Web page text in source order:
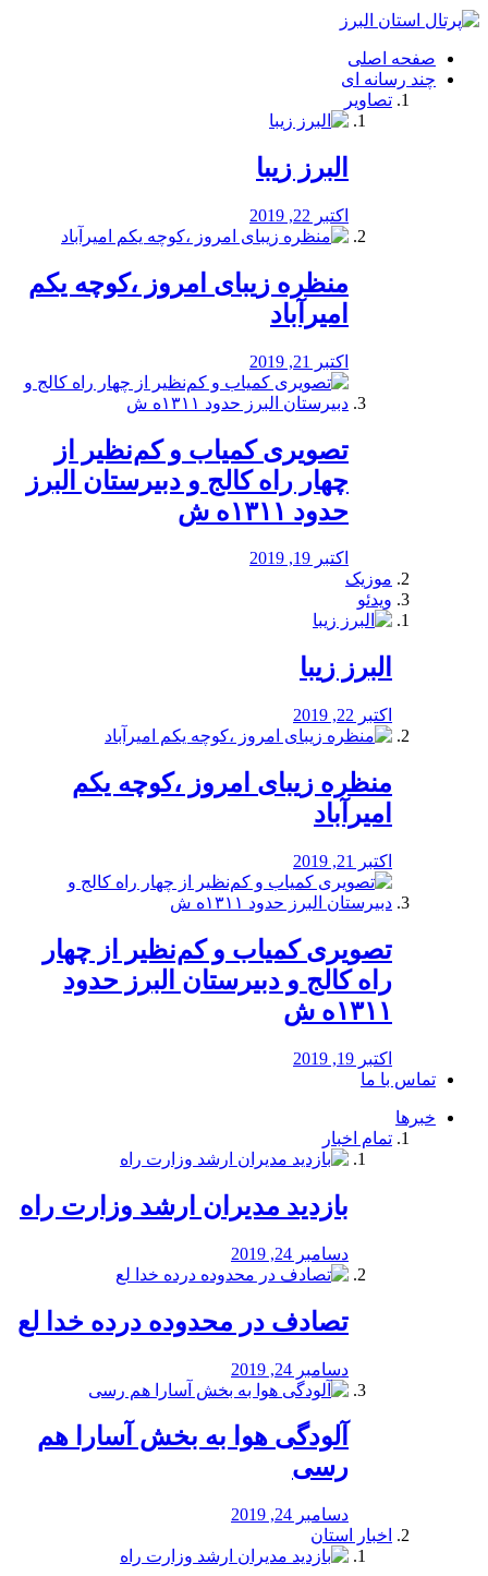
فصد
شرق
تهران
خشکشویی
صفحه اصلی
چند رسانه ای
تصاویر
البرز زیبا
اکتبر 22, 2019
منظره‌‌ زیبای امروز ،کوچه یکم
امیرآباد
اکتبر 21, 2019
️تصویری کمیاب و کم‌نظیر از
چهار راه كالج و دبيرستان البرز
حدود ۱۳۱۱ه ش
اکتبر 19, 2019
موزیک
ویدئو
البرز زیبا
اکتبر 22, 2019
منظره‌‌ زیبای امروز ،کوچه یکم
امیرآباد
اکتبر 21, 2019
️تصویری کمیاب و کم‌نظیر از چهار
راه كالج و دبيرستان البرز حدود
۱۳۱۱ه ش
اکتبر 19, 2019
تماس با ما
خبرها
تمام اخبار
بازدید مدیران ارشد وزارت راه
دسامبر 24, 2019
تصادف در محدوده درده خدا لع
دسامبر 24, 2019
آلودگی هوا به بخش آسارا هم
رسی
دسامبر 24, 2019
اخبار استان